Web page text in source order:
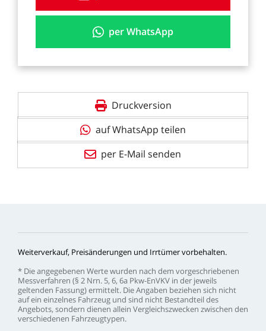
per WhatsApp
Druckversion
auf WhatsApp teilen
per E-Mail senden
Weiterverkauf, Preisänderungen und Irrtümervorbehalten.
* Dieangegebenen Wertewurden nach dem vorgeschriebenen
Messverfahren (§ 2 Nrn. 5, 6, 6a Pkw-EnVKV in der jeweils
geltenden Fassung)ermittelt. DieAngaben beziehen sich nicht
aufein einzelnes Fahrzeug und sind nicht Bestandteildes
Angebots, sondern dienen allein Vergleichszwecken zwischen den
verschiedenen Fahrzeugtypen.